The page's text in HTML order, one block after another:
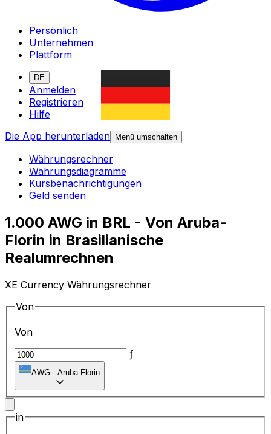
Persönlich
Unternehmen
Plattform
DE
Anmelden
Registrieren
Hilfe
Die App herunterladen
Menü umschalten
Währungsrechner
Währungsdiagramme
Kursbenachrichtigungen
Geld senden
1.000 AWG in BRL - Von Aruba-
Florin in Brasilianische
Realumrechnen
XE Currency Währungsrechner
Von
Von
ƒ
AWG - Aruba-Florin
in